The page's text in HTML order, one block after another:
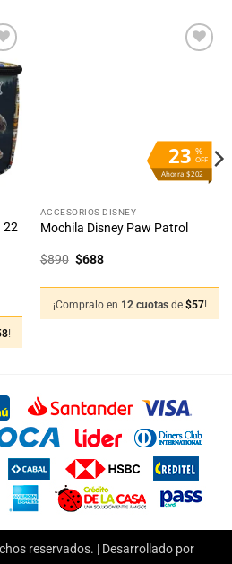
22
!
%
OFF
23
Ahorra $202
ACCESORIOS DISNEY
Mochila Disney Paw Patrol
$890 El
precio
era:
$890.
$688El
es:
$688.
¡Compralo en 12 cuotas de $57!
reservados. | Desarrollado por